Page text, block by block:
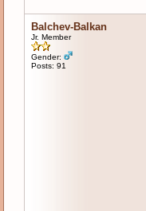
Balchev-Balkan
Jr. Member
Gender:
Posts: 91